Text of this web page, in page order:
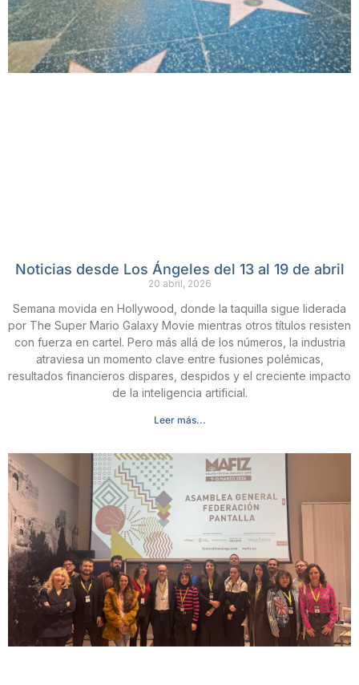
Noticias desde Los Ángeles del 13 al 19 de abril
20 abril, 2026
Semana movida en Hollywood, donde la taquilla sigue liderada
por The Super Mario Galaxy Movie mientras otros títulos resisten
con fuerza en cartel. Pero más allá de los números, la industria
atraviesa un momento clave entre fusiones polémicas,
resultados financieros dispares, despidos y el creciente impacto
de la inteligencia artificial.
Leer más...